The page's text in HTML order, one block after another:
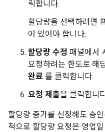
릭합니다.
할당량을 선택하려면
어 있어야 합니다.
할당량 수정 패널에서
요청하려는 한도로 해
완료 를 클릭합니다.
요청 제출을 클릭합니
할당량 증가를 신청해도 승
적으로 할당량 요청은 영업